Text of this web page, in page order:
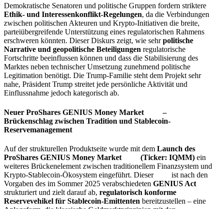
Demokratische Senatoren und politische Gruppen fordern striktere
Ethik- und Interessenkonflikt-Regelungen, da die Verbindungen
zwischen politischen Akteuren und Krypto-Initiativen die breite,
parteiübergreifende Unterstützung eines regulatorischen Rahmens
erschweren könnten. Dieser Diskurs zeigt, wie sehrpolitische
Narrative und geopolitische Beteiligungen regulatorische
Fortschritte beeinflussen können und dass die Stabilisierung des
Marktes neben technischer Umsetzung zunehmend politische
Legitimation benötigt. Die Trump-Familie steht dem Projekt sehr
nahe, Präsident Trump streitet jede persönliche Aktivität und
Einflussnahme jedoch kategorisch ab.
Neuer ProShares GENIUS Money Market
–
Brückenschlag zwischen Tradition und Stablecoin-
Reservemanagement
Auf der strukturellen Produktseite wurde mit dem Launch des
ProShares GENIUS Money Market
(Ticker: IQMM) ein
weiteres Brückenelement zwischen traditionellem Finanzsystem und
Krypto-Stablecoin-Ökosystem eingeführt. Dieser
ist nach den
Vorgaben des im Sommer 2025 verabschiedeten GENIUS Act
strukturiert und zielt darauf ab, regulatorisch konforme
Reservevehikel für Stablecoin-Emittenten bereitzustellen – eine